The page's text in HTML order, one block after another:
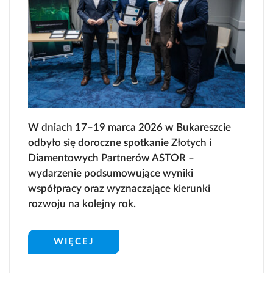
W dniach 17–19 marca 2026 w Bukareszcie
odbyło się doroczne spotkanie Złotych i
Diamentowych Partnerów ASTOR –
wydarzenie podsumowujące wyniki
współpracy oraz wyznaczające kierunki
rozwoju na kolejny rok.
WIĘCEJ